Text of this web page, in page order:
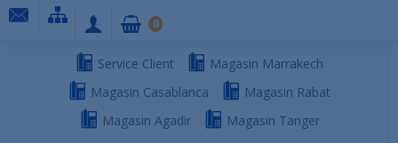
Service Client
Magasin Marrakech
Magasin Casablanca
Magasin Rabat
Magasin Agadir
Magasin Tanger
0